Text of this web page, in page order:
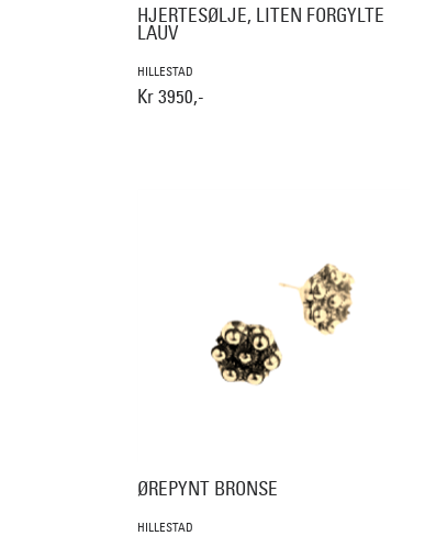
HJERTESØLJE, LITEN FORGYLTE
LAUV
HILLESTAD
Kr 3950,-
ØREPYNT BRONSE
HILLESTAD